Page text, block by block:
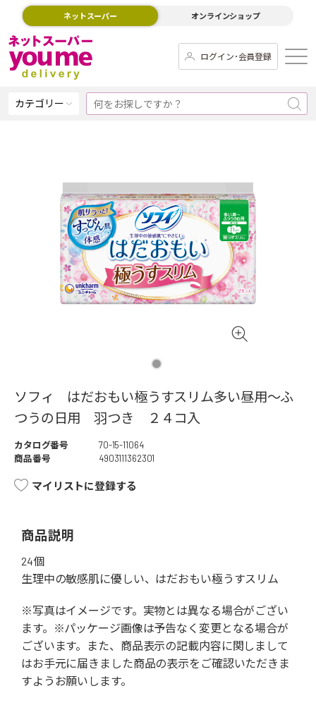
ネットスーパー オンラインショップ
ログイン･会員登録
カテゴリー
ソフィ はだおもい極うすスリム多い昼用～ふ
つうの日用 羽つき ２４コ入
カタログ番号
70-15-11064
商品番号
4903111362301
マイリストに登録する
商品説明
24個
生理中の敏感肌に優しい、はだおもい極うすスリム
※写真はイメージです。実物とは異なる場合がござい
ます。※パッケージ画像は予告なく変更となる場合が
ございます。また、商品表示の記載内容に関しまして
はお手元に届きました商品の表示をご確認いただきま
すようお願いします。